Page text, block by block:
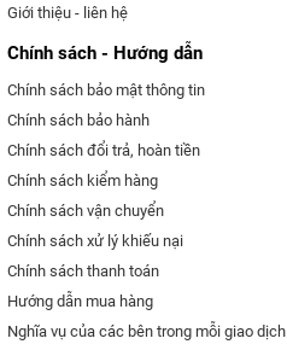
Giới thiệu - liên hệ
Chính sách - Hướng dẫn
Chính sách bảo mật thông tin
Chính sách bảo hành
Chính sách đổi trả, hoàn tiền
Chính sách kiểm hàng
Chính sách vận chuyển
Chính sách xử lý khiếu nại
Chính sách thanh toán
Hướng dẫn mua hàng
Nghĩa vụ của các bên trong mỗi giao dịch